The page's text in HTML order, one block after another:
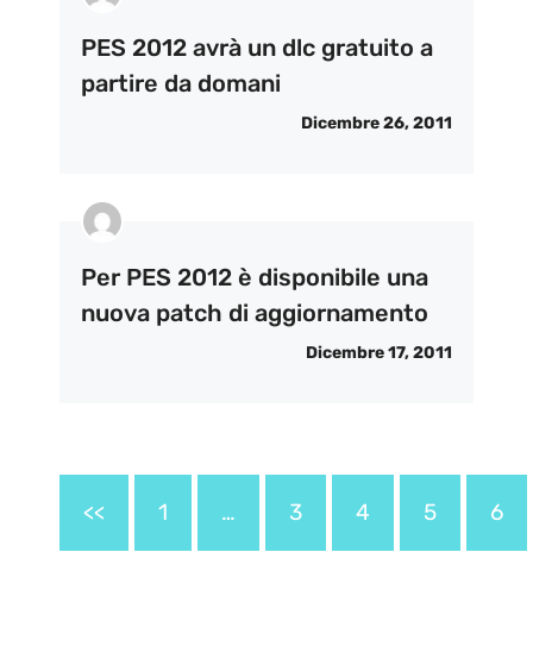
PES 2012 avrà un dlc gratuito a
partire da domani
Dicembre 26, 2011
Per PES 2012 è disponibile una
nuova patch di aggiornamento
Dicembre 17, 2011
<< 1 … 3 4 5 6